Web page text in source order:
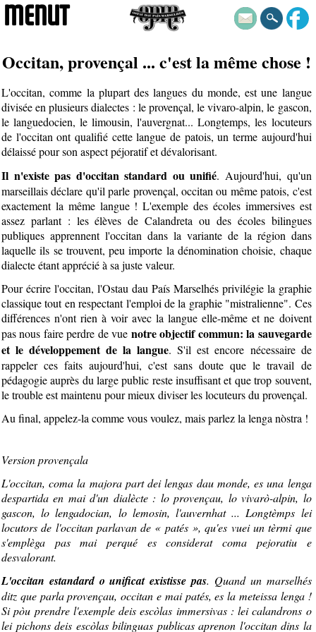
MENUT
Occitan, provençal ... c'est la même chose !
L'occitan, comme la plupart des langues du monde, est une langue
divisée en plusieurs dialectes : le provençal, le vivaro-alpin, le gascon,
le languedocien, le limousin, l'auvergnat... Longtemps, les locuteurs
de l'occitan ont qualifié cette langue de patois, un terme aujourd'hui
délaissé pour son aspect péjoratif et dévalorisant.
Il n'existe pas d'occitan standard ou unifié. Aujourd'hui, qu'un
marseillais déclare qu'il parle provençal, occitan ou même patois, c'est
exactement la même langue ! L'exemple des écoles immersives est
assez parlant : les élèves de Calandreta ou des écoles bilingues
publiques apprennent l'occitan dans la variante de la région dans
laquelle ils se trouvent, peu importe la dénomination choisie, chaque
dialecte étant apprécié à sa juste valeur.
Pour écrire l'occitan, l'Ostau dau País Marselhés privilégie la graphie
classique tout en respectant l'emploi de la graphie "mistralienne". Ces
différences n'ont rien à voir avec la langue elle-même et ne doivent
pas nous faire perdre de vue notre objectif commun: la sauvegarde
et le développement de la langue. S'il est encore nécessaire de
rappeler ces faits aujourd'hui, c'est sans doute que le travail de
pédagogie auprès du large public reste insuffisant et que trop souvent,
le trouble est maintenu pour mieux diviser les locuteurs du provençal.
Au final, appelez-la comme vous voulez, mais parlez la lenga nòstra !
Version provençala
L'occitan, coma la majora part dei lengas dau monde, es una lenga
despartida en mai d'un dialècte : lo provençau, lo vivarò-alpin, lo
gascon, lo lengadocian, lo lemosin, l'auvernhat ... Longtèmps lei
locutors de l'occitan parlavan de « patés », qu'es vuei un tèrmi que
s'emplèga pas mai perqué es considerat coma pejoratiu e
desvalorant.
L'occitan estandard o unificat existisse pas. Quand un marselhés
ditz que parla provençau, occitan e mai patés, es la meteissa lenga !
Si pòu prendre l'exemple deis escòlas immersivas : lei calandrons o
lei pichons deis escòlas bilinguas publicas aprenon l'occitan dins la